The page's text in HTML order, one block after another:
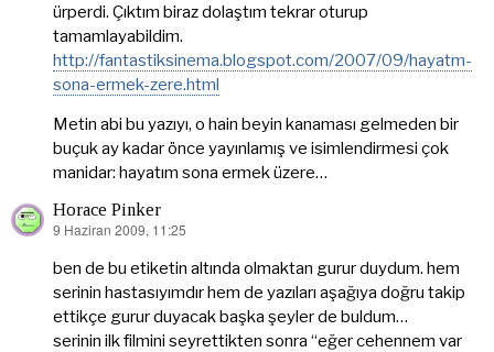
ürperdi. Çıktım biraz dolaştım tekrar oturup
tamamlayabildim.
http://fantastiksinema.blogspot.com/2007/09/hayatm-
sona-ermek-zere.html
Metin abi bu yazıyı, o hain beyin kanaması gelmeden bir
buçuk ay kadar önce yayınlamış ve isimlendirmesi çok
manidar: hayatım sona ermek üzere…
Horace Pinker
dedi
9 Haziran 2009, 11:25
ben de bu etiketin altında olmaktan gurur duydum. hem
serinin hastasıyımdır hem de yazıları aşağıya doğru takip
ettikçe gurur duyacak başka şeyler de buldum…
serinin ilk filmini seyrettikten sonra “eğer cehennem var